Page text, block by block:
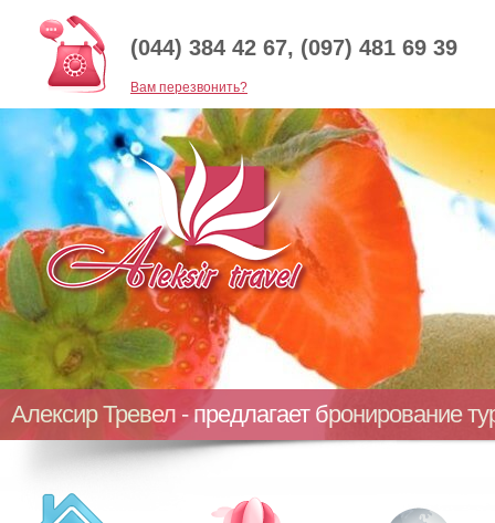
(044) 384 42 67, (097) 481 69 39
Baм перезвонить?
Алексир Тревел - предлагает бронирование